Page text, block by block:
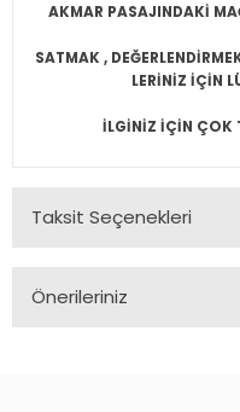
AKMAR PASAJINDAKİ
SATMAK ,
LERİNİZ İÇİN
İLGİNİZ İÇİN ÇOK
Taksit Seçenekleri
Önerileriniz